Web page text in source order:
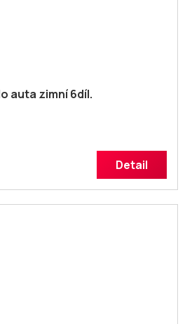
auta zimní 6díl.
Detail